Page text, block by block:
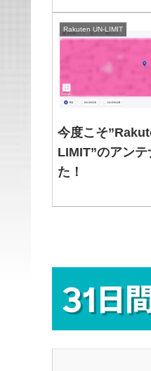
Rakuten UN-LIMIT
今度こそ
LIMIT”のアンテ
た！